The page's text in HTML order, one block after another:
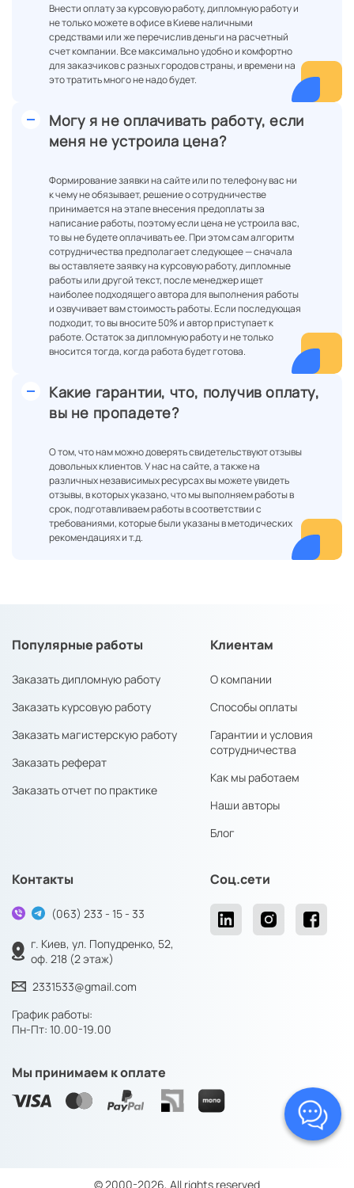
Внести оплату за курсовую работу, дипломную работу и
не только можете в офисе в Киеве наличными
средствами или же перечислив деньги на расчетный
счет компании. Все максимально удобно и комфортно
для заказчиков с разных городов страны, и времени на
это тратить много не надо будет.
Могу я не оплачивать работу, если
меня не устроила цена?
Формирование заявки на сайте или по телефону вас ни
к чему не обязывает, решение о сотрудничестве
принимается на этапе внесения предоплаты за
написание работы, поэтому если цена не устроила вас,
то вы не будете оплачивать ее. При этом сам алгоритм
сотрудничества предполагает следующее — сначала
вы оставляете заявку на курсовую работу, дипломные
работы или другой текст, после менеджер ищет
наиболее подходящего автора для выполнения работы
и озвучивает вам стоимость работы. Если последующая
подходит, то вы вносите 50% и автор приступает к
работе. Остаток за дипломную работу и не только
вносится тогда, когда работа будет готова.
Какие гарантии, что, получив оплату,
вы не пропадете?
О том, что нам можно доверять свидетельствуют отзывы
довольных клиентов. У нас на сайте, а также на
различных независимых ресурсах вы можете увидеть
отзывы, в которых указано, что мы выполняем работы в
срок, подготавливаем работы в соответствии с
требованиями, которые были указаны в методических
рекомендациях и т.д.
Популярные работы
Заказать дипломную работу
Заказать курсовую работу
Заказать магистерскую работу
Заказать реферат
Заказать отчет по практике
Клиентам
О компании
Способы оплаты
Гарантии и условия
сотрудничества
Как мы работаем
Наши авторы
Блог
Контакты
(063) 233 - 15 - 33
г. Киев, ул. Попудренко, 52,
оф. 218 (2 этаж)
2331533@gmail.com
График работы:
Пн-Пт: 10.00-19.00
Соц.сети
Мы принимаем к оплате
© 2000-2026, All rights reserved